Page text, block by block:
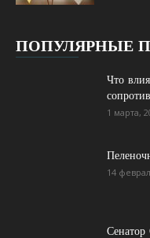
ПОПУЛЯРНЫЕ
Что
1 марта,
14